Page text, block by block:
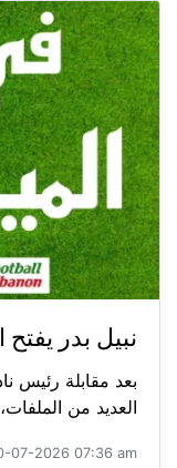
نبيل بدر يفتح
بعد مقابلة رئيس
العديد من الملفات،
07-2026 07:36 am